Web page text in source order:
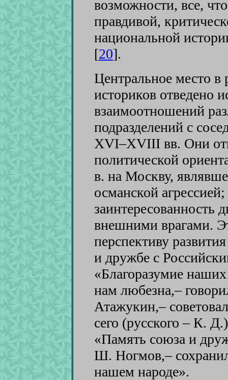
возможности, все,
правдивой,
национальной
[20].
Центральное место в
историков отведено
взаимоотношений
подразделений с
XVI–XVIII вв. Они
политической
в. на Москву,
османской
заинтересованность
внешними врагами.
перспективу
и дружбе с
«Благоразумие
нам любезна,–
Атажукин,–
сего (русского – К.
«Память союза и
Ш. Ногмов,–
нашем народе».